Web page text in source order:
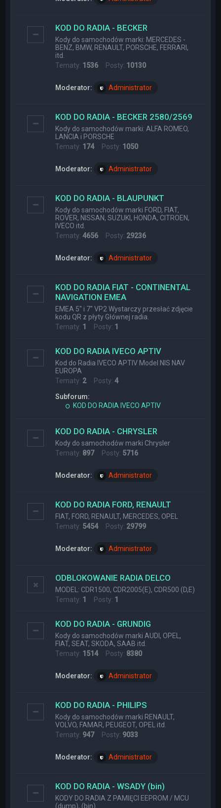
KOD DO RADIA - BECKER
Kody do samochodów marki: MERCEDES -
BENZ, BMW, RENAULT, PORSCHE, FERRARI,
itd.
Tematy: 1536 Posty: 10130
Moderator: Administrator
KOD DO RADIA - BECKER 2580/2569
Kody do samochodów marki: ALFA ROMEO,
LANCIA i PORSCHE
Tematy: 174Posty: 1050
Moderator: Administrator
KOD DO RADIA - BLAUPUNKT
Kody do samochodów marki FORD, FIAT,
ROVER, NISSAN, SUZUKI, HONDA, CITROEN,
IVECO itd.
Tematy:4656 Posty: 29236
Moderator: Administrator
KOD DO RADIA FIAT - CONTINENTAL
NAVIGATION EMEA
EMEA 5" i 7" VP2 Wystarczy przesłać zdjęcie
kodu QR z płyty Głównej radia.
Tematy: 1 Posty: 1
KOD DO RADIA IVECO APTIV
Kod do Radia IVECO APTIV Model NIS NAV
EUROPA
Tematy: 2Posty:4
Subforum:
KOD DO RADIA IVECO APTIV
KOD DO RADIA - CHRYSLER
Kody do samochodów marki Chrysler
Tematy: 897Posty: 5716
Moderator: Administrator
KOD DO RADIA FORD, RENAULT
FIAT, FORD, RENAULT, MERCEDES, OPEL
Tematy: 5454Posty: 29799
Moderator: Administrator
ODBLOKOWANIE RADIA DELCO
MODEL: CDR1500, CDR2005(E), CDR500 (D,E)
Tematy: 1 Posty: 1
KOD DO RADIA - GRUNDIG
Kody do samochodów marki AUDI, OPEL,
FIAT, SEAT, SKODA, SAAB itd.
Tematy: 1514Posty: 8380
Moderator: Administrator
KOD DO RADIA - PHILIPS
Kody do samochodów marki RENAULT,
VOLVO, FAMAR, PEUGEOT, OPEL itd.
Tematy: 947Posty: 9033
Moderator: Administrator
KOD DO RADIA - WSADY (bin)
KODY DO RADIA Z PAMIĘCI EEPROM / MCU
(dump), (bin)